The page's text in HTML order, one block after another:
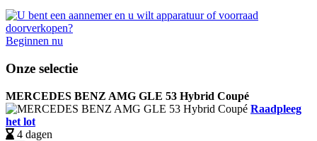
Beginnen nu
Onze selectie
MERCEDES BENZ AMG GLE 53 Hybrid Coupé
Raadpleeg
het lot
4 dagen